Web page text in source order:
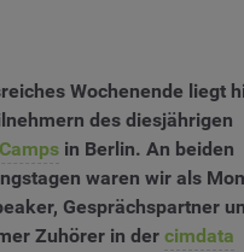
Wochenende liegt
des diesjährigen
in Berlin. An beiden
waren wir als
Gesprächspartner
Zuhörer in der cimdata